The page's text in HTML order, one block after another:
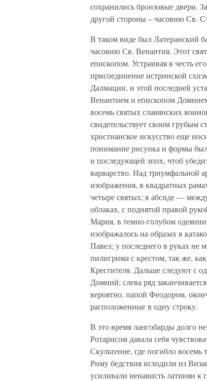
сохранились бронзовые двери.
другой стороны – часовню Св.
В таком виде был Латеранский
часовню Св. Венантия. Этот
епископом. Устраивая в честь
присоединение истринской
Далмации, и этой последней
Венантием и епископом
восемь святых славянских
свидетельствует своим грубым
христианское искусство еще
понимание рисунка и формы
и последующей эпох, чтоб
варварство. Над триумфальной
изображения, в квадратных
четыре святых; в абсиде —
облаках, с поднятой правой
Мария, в темно-голубом
изображалось на образах в
Павел; у последнего в руках не
пилигрима с крестом, так же,
Крестителя. Дальше следуют с
Домний; слева ряд
вероятно, папой Феодором,
расположенные в одну строку.
В это время лангобарды долго
Ротарисом давала себя
Скультенне, где погибло
Риму бедствия исходили из
усиливали ненависть латинян к